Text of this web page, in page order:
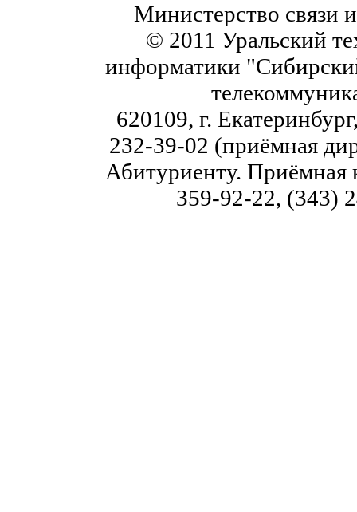
Министерство связи
© 2011 Уральский
информатики
620109, г.
232-39-02 (приёмная
Абитуриенту. Приёмная
359-92-22, (343)